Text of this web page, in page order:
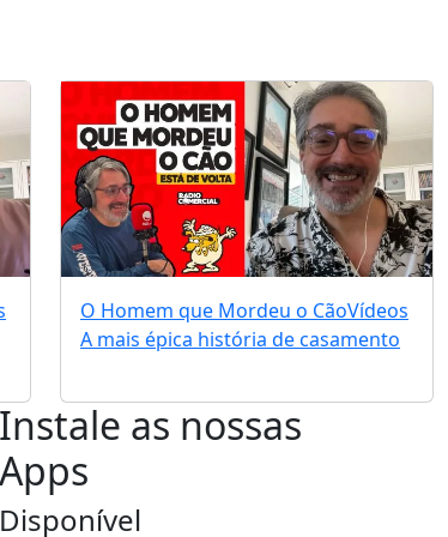
O Homem que Mordeu o CãoVídeos
A mais épica história de casamento
Instale as nossas
Apps
Disponível